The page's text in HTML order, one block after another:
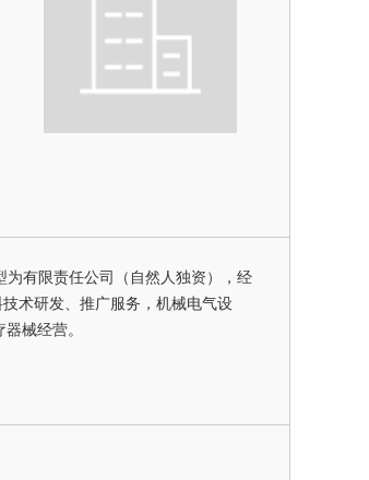
为有限责任公司（自然人独资），经
术研发、推广服务，机械电气设
械经营。